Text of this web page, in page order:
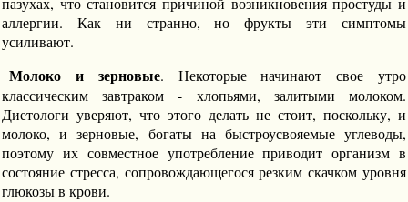
аллергии. Как ни странно, но фрукты эти симптомы
усиливают.
Молоко и зерновые. Некоторые начинают свое утро
классическим завтраком - хлопьями, залитыми молоком.
Диетологи уверяют, что этого делать не стоит, поскольку, и
молоко, и зерновые, богаты на быстроусвояемые углеводы,
поэтому их совместное употребление приводит организм в
состояние стресса, сопровождающегося резким скачком уровня
глюкозы в крови.